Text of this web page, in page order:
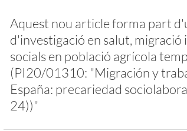
Aquest nou article forma part
d'investigació en salut, migració
socials en població agrícola
(PI20/01310: "Migración y
España: precariedad
24))"